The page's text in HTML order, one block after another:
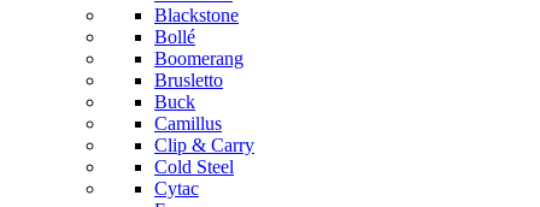
Blackstone
Bollé
Boomerang
Brusletto
Buck
Camillus
Clip & Carry
Cold Steel
Cytac